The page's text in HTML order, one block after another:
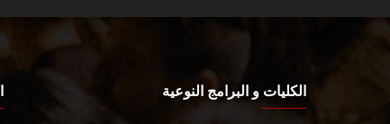
الكليات و البرامج النوعية